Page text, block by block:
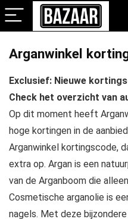
Arganwinkel
Exclusief: Nieuwe
Check het overzicht van
Op dit moment heeft
hoge kortingen in de
Arganwinkel kortingscode,
extra op. Argan is een
van de Arganboom die
Cosmetische arganolie is
nagels. Met deze